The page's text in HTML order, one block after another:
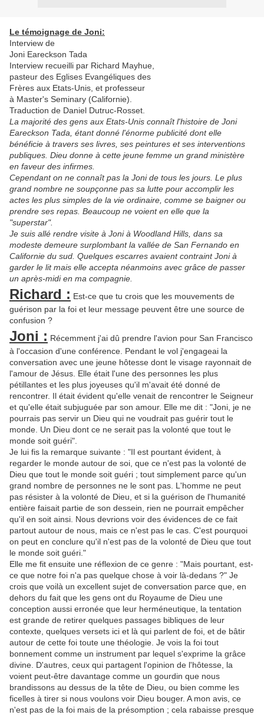
Le témoignage de Joni:
Interview de
Joni Eareckson Tada
Interview recueilli par Richard Mayhue,
pasteur des Eglises Evangéliques des
Frères aux Etats-Unis, et professeur
à Master's Seminary (Californie).
Traduction de Daniel Dutruc-Rosset.
La majorité des gens aux Etats-Unis connaît l'histoire de Joni
Eareckson Tada, étant donné l'énorme publicité dont elle
bénéficie à travers ses livres, ses peintures et ses interventions
publiques. Dieu donne à cette jeune femme un grand ministère
en faveur des infirmes.
Cependant on ne connaît pas la Joni de tous les jours. Le plus
grand nombre ne soupçonne pas sa lutte pour accomplir les
actes les plus simples de la vie ordinaire, comme se baigner ou
prendre ses repas. Beaucoup ne voient en elle que la
"superstar".
Je suis allé rendre visite à Joni à Woodland Hills, dans sa
modeste demeure surplombant la vallée de San Fernando en
Californie du sud. Quelques escarres avaient contraint Joni à
garder le lit mais elle accepta néanmoins avec grâce de passer
un après-midi en ma compagnie.
Richard : Est-ce que tu crois que les mouvements de
guérison par la foi et leur message peuvent être une source de
confusion ?
Joni : Récemment j'ai dû prendre l'avion pour San Francisco
à l'occasion d'une conférence. Pendant le vol j'engageai la
conversation avec une jeune hôtesse dont le visage rayonnait de
l'amour de Jésus. Elle était l'une des personnes les plus
pétillantes et les plus joyeuses qu'il m'avait été donné de
rencontrer. Il était évident qu'elle venait de rencontrer le Seigneur
et qu'elle était subjuguée par son amour. Elle me dit : "Joni, je ne
pourrais pas servir un Dieu qui ne voudrait pas guérir tout le
monde. Un Dieu dont ce ne serait pas la volonté que tout le
monde soit guéri".
Je lui fis la remarque suivante : "Il est pourtant évident, à
regarder le monde autour de soi, que ce n'est pas la volonté de
Dieu que tout le monde soit guéri ; tout simplement parce qu'un
grand nombre de personnes ne le sont pas. L'homme ne peut
pas résister à la volonté de Dieu, et si la guérison de l'humanité
entière faisait partie de son dessein, rien ne pourrait empêcher
qu'il en soit ainsi. Nous devrions voir des évidences de ce fait
partout autour de nous, mais ce n'est pas le cas. C'est pourquoi
on peut en conclure qu'il n'est pas de la volonté de Dieu que tout
le monde soit guéri."
Elle me fit ensuite une réflexion de ce genre : "Mais pourtant, est-
ce que notre foi n'a pas quelque chose à voir là-dedans ?" Je
crois que voilà un excellent sujet de conversation parce que, en
dehors du fait que les gens ont du Royaume de Dieu une
conception aussi erronée que leur herméneutique, la tentation
est grande de retirer quelques passages bibliques de leur
contexte, quelques versets ici et là qui parlent de foi, et de bâtir
autour de cette foi toute une théologie. Je vois la foi tout
bonnement comme un instrument par lequel s'exprime la grâce
divine. D'autres, ceux qui partagent l'opinion de l'hôtesse, la
voient peut-être davantage comme un gourdin que nous
brandissons au dessus de la tête de Dieu, ou bien comme les
ficelles à tirer si nous voulons voir Dieu bouger. A mon avis, ce
n'est pas de la foi mais de la présomption ; cela rabaisse presque